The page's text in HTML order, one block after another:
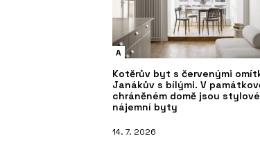
A
Kotěrův byt s červenými
Janákův s bílými. V
chráněném domě jsou stylové
nájemní byty
14. 7. 2026